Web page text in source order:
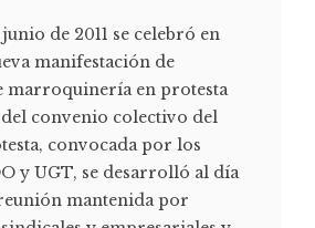
de 2011 se celebró en
manifestación de
marroquinería en protesta
convenio colectivo del
convocada por los
y UGT, se desarrolló al día
mantenida por